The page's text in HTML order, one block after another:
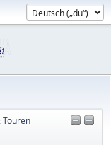
Touren